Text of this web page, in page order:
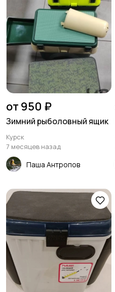
от 950 ₽
Зимний рыболовный ящик
Курск
7 месяцев назад
Паша Антропов